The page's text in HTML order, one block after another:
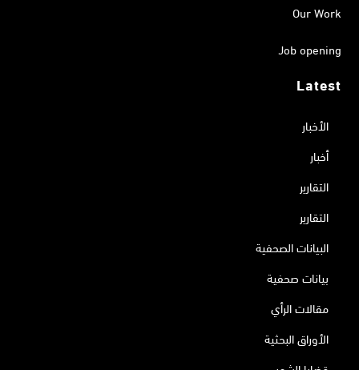
Our Work
Job opening
Latest
الأخبار
أخبار
التقارير
التقارير
البيانات الصحفية
بيانات صحفية
مقالات الرأي
الأوراق البحثية